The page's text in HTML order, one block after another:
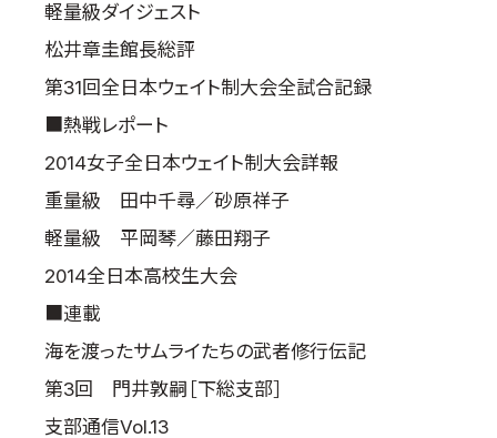
軽量級ダイジェスト
松井章圭館長総評
第31回全日本ウェイト制大会全試合記録
■熱戦レポート
2014女子全日本ウェイト制大会詳報
重量級 田中千尋／砂原祥子
軽量級 平岡琴／藤田翔子
2014全日本高校生大会
■連載
海を渡ったサムライたちの武者修行伝記
第3回 門井敦嗣［下総支部］
支部通信Vol.13